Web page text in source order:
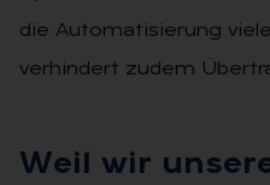
die Automatisierung
verhindert zudem
Weil wir